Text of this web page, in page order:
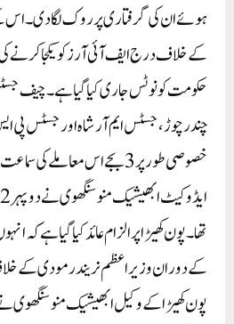
ہوئے ان کی گرفتاری پر روک لگا دی۔ اس
کے خلاف درج ایف آئی آرز کو یکجا کرنے
حکومت کو نوٹس جاری کیا گیا ہے۔چیف
چندرچوڑ، جسٹس ایم آر شاہ اور جسٹس پی
خصوصی طور پر 3 بجے اس معاملے
تھا۔پون کھیڑا پر الزام عائد کیا گیا ہے
کے دوران وزیر اعظم نریندر مودی کے خلاف
پون کھیڑا کے وکیل ابھیشیک منو سنگھوی